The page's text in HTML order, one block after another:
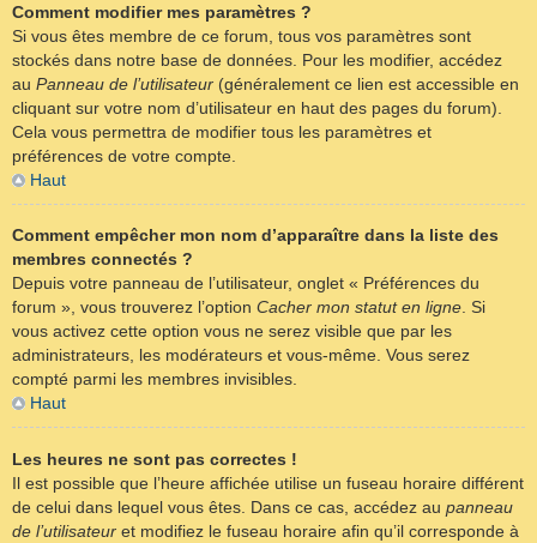
Comment modifier mes paramètres ?
Si vous êtes membre de ce forum, tous vos paramètres sont
stockés dans notre base de données. Pour les modifier, accédez
au Panneau de l’utilisateur (généralement ce lien est accessible en
cliquant sur votre nom d’utilisateur en haut des pages du forum).
Cela vous permettra de modifier tous les paramètres et
préférences de votre compte.
Haut
Comment empêcher mon nom d’apparaître dans la liste des
membres connectés ?
Depuis votre panneau de l’utilisateur, onglet « Préférences du
forum », vous trouverez l’option Cacher mon statut en ligne. Si
vous activez cette option vous ne serez visible que par les
administrateurs, les modérateurs et vous-même. Vous serez
compté parmi les membres invisibles.
Haut
Les heures ne sont pas correctes !
Il est possible que l’heure affichée utilise un fuseau horaire différent
de celui dans lequel vous êtes. Dans ce cas, accédez au panneau
de l’utilisateur et modifiez le fuseau horaire afin qu’il corresponde à